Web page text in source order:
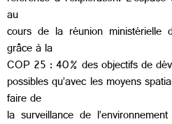
au
cours de la réunion ministérielle
grâce à la
COP 25 : 40% des objectifs de
possibles qu’avec les moyens
faire de
la surveillance de